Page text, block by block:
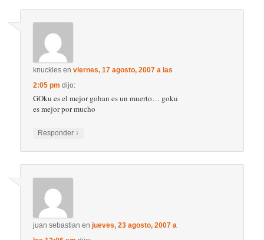
knuckles enviernes, 17 agosto, 2007 a las
2:05 pm dijo:
GOku es el mejor gohan es un muerto… goku
es mejor por mucho
Responder ↓
juan sebastian enjueves, 23 agosto, 2007 a